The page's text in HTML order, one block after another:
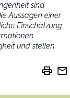
sind
Aussagen einer
Einschätzung
und stellen
print mail